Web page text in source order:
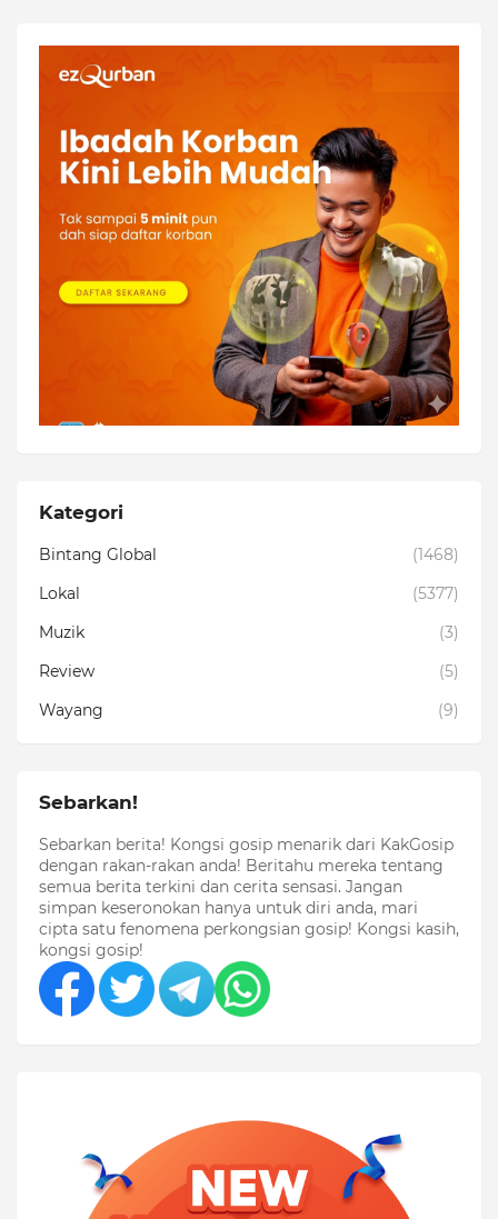
Kategori
Bintang Global
(1468)
Lokal
(5377)
Muzik
(3)
Review
(5)
Wayang
(9)
Sebarkan!
Sebarkan berita! Kongsi gosip menarik dari KakGosip
dengan rakan-rakan anda! Beritahu mereka tentang
semua berita terkini dan cerita sensasi. Jangan
simpan keseronokan hanya untuk diri anda, mari
cipta satu fenomena perkongsian gosip! Kongsi kasih,
kongsi gosip!